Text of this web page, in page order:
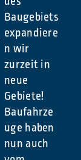
Baugebiets
expandiere
n wir
zurzeit in
neue
Gebiete!
Baufahrze
uge haben
nun auch